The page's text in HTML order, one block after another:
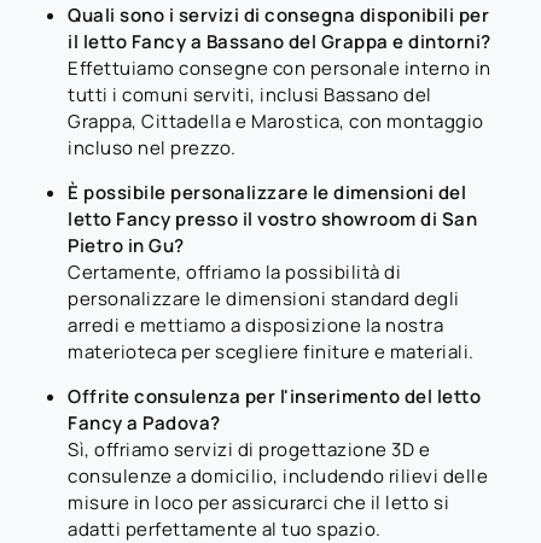
Quali sono i servizi di consegna disponibili per
il letto Fancy a Bassano del Grappa e dintorni?
Effettuiamo consegne con personale interno in
tutti i comuni serviti, inclusi Bassano del
Grappa, Cittadella e Marostica, con montaggio
incluso nel prezzo.
È possibile personalizzare le dimensioni del
letto Fancy presso il vostro showroom di San
Pietro in Gu?
Certamente, offriamo la possibilità di
personalizzare le dimensioni standard degli
arredi e mettiamo a disposizione la nostra
materioteca per scegliere finiture e materiali.
Offrite consulenza per l'inserimento del letto
Fancy a Padova?
Sì, offriamo servizi di progettazione 3D e
consulenze a domicilio, includendo rilievi delle
misure in loco per assicurarci che il letto si
adatti perfettamente al tuo spazio.